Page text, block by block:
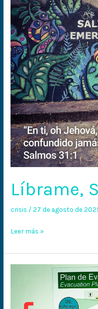
Líbrame,
crisis /27 de agosto de
Leer más »
tiempos